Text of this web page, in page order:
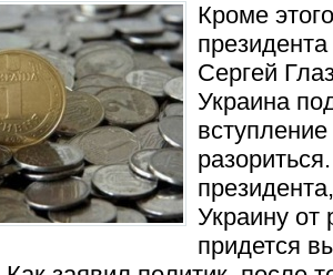
Кроме
Сергей
Украина
Украину от
придется